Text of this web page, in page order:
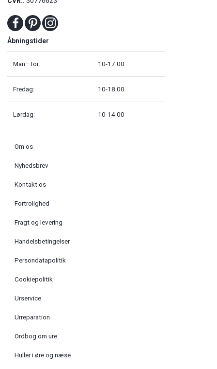
Åbningstider
Man–Tor: 10-17.00
Fredag: 10-18.00
Lørdag: 10-14.00
Om os
Nyhedsbrev
Kontakt os
Fortrolighed
Fragt og levering
Handelsbetingelser
Persondatapolitik
Cookiepolitik
Urservice
Urreparation
Ordbog om ure
Huller i øre og næse